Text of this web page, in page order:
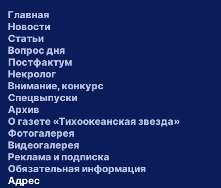
Главная
Новости
Статьи
Вопрос дня
Постфактум
Некролог
Внимание, конкурс
Спецвыпуски
Архив
О газете «Тихоокеанская звезда»
Фотогалерея
Видеогалерея
Реклама и подписка
Обязательная информация
Адрес